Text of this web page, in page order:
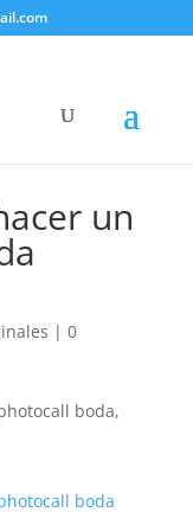
un
| 0